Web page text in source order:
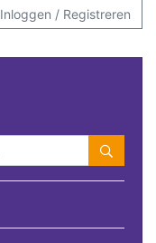
Inloggen / Registreren